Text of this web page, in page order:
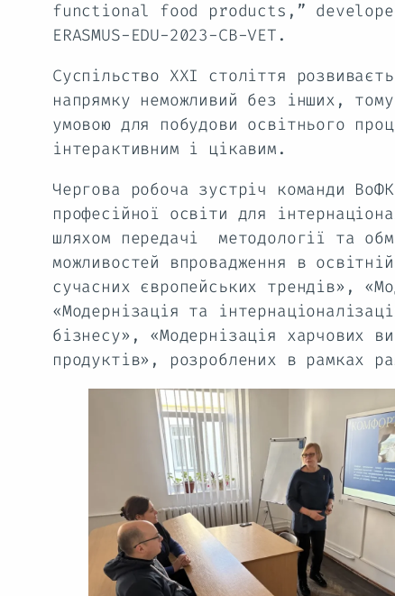
functional food products,”
ERASMUS-EDU-2023-CB-VET.
Суспільство ХХІ століття
напрямку неможливий без інших,
умовою для побудови освітнього
інтерактивним і цікавим.
Чергова робоча зустріч команди
професійної освіти для
шляхом передачі методології та
можливостей впровадження в
сучасних європейських трендів»,
«Модернізація та
бізнесу», «Модернізація харчових
продуктів», розроблених в рамках